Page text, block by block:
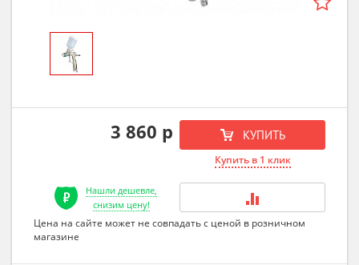
3 860 р КУПИТЬ
Купить в 1 клик
Нашли дешевле,
снизим цену!
Цена на сайте может не совпадать с ценой в розничном
магазине